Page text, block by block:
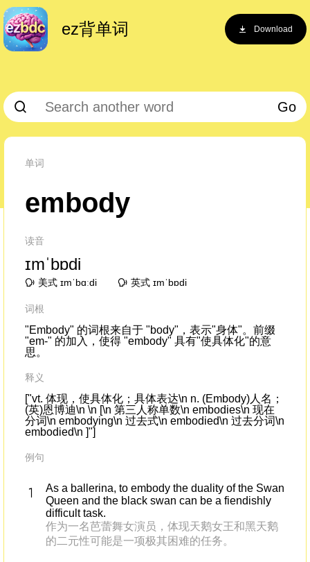
ez背单词 Download
Go
单词
embody
读音
ɪmˈbɒdi
美式 ɪmˈbɑːdi 英式 ɪmˈbɒdi
词根
"Embody" 的词根来自于 "body"，表示"身体"。前缀
"em-" 的加入，使得 "embody" 具有"使具体化"的意
思。
释义
["vt. 体现，使具体化；具体表达\n n. (Embody)人名；
(英)恩博迪\n \n [\n 第三人称单数\n embodies\n 现在
分词\n embodying\n 过去式\n embodied\n 过去分词\n
embodied\n ]"]
例句
As a ballerina, to embody the duality of the Swan
Queen and the black swan can be a fiendishly
difficult task.
作为一名芭蕾舞女演员，体现天鹅女王和黑天鹅
的二元性可能是一项极其困难的任务。